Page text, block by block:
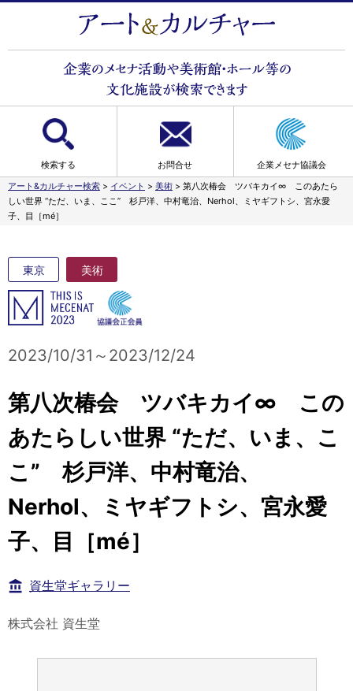
検索する お問合せ
企業メセナ協議会
アート&カルチャー検索 > イベント > 美術 > 第八次椿会 ツバキカイ∞ このあたら
しい世界 “ただ、いま、ここ” 杉戸洋、中村竜治、Nerhol、ミヤギフトシ、宮永愛
子、目［mé］
東京 美術
2023/10/31～2023/12/24
第八次椿会 ツバキカイ∞ この
あたらしい世界 “ただ、いま、こ
こ” 杉戸洋、中村竜治、
Nerhol、ミヤギフトシ、宮永愛
子、目［mé］
資生堂ギャラリー
株式会社 資生堂